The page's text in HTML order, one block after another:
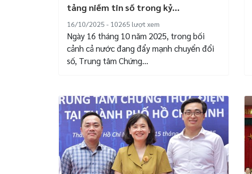
tảng niềm tin số trong kỷ...
16/10/2025 - 10265 lượt xem
Ngày 16 tháng 10 năm 2025, trong bối
cảnh cả nước đang đẩy mạnh chuyển đổi
số, Trung tâm Chứng...